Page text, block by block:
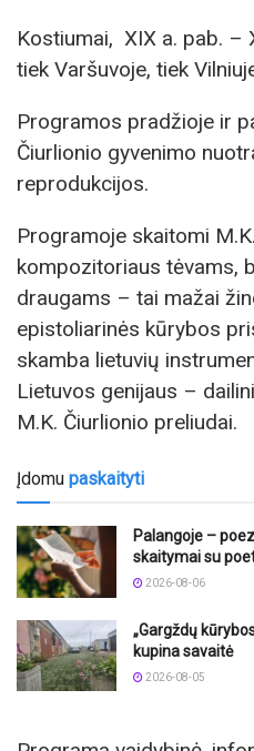
Kostiumai, XIX a. pab. –
tiek Varšuvoje, tiek
Programos pradžioje ir
Čiurlionio gyvenimo
reprodukcijos.
Programoje skaitomi
kompozitoriaus tėvams,
draugams – tai mažai
epistoliarinės kūrybos
skamba lietuvių
Lietuvos genijaus –
M.K. Čiurlionio preliudai.
Įdomu paskaityti
Palangoje –
skaitymai su
2026-08-06
„Gargždų
kupina savaitė
2026-08-05